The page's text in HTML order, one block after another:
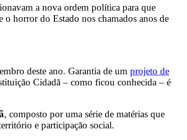
a nova ordem política para que
o horror do Estado nos chamados anos de
deste ano. Garantia de um projeto de
Cidadã – como ficou conhecida – é
, composto por uma série de matérias que
e participação social.